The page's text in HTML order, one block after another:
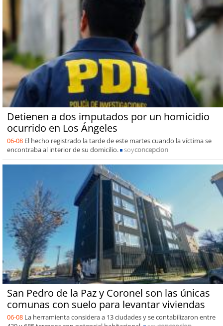
Detienen a dos imputados por un homicidio
ocurrido en Los Ángeles
06-08 El hecho registrado la tarde de este martes cuando la víctima se
encontraba al interior de su domicilio.
soyconcepcion
San Pedro de la Paz y Coronel son las únicas
comunas con suelo para levantar viviendas
06-08 La herramienta considera a 13 ciudades y se contabilizaron entre